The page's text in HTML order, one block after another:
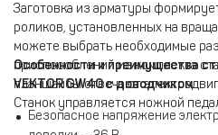
Заготовка из арматуры
роликов, установленных на
можете выбрать необходимые
приспособлений из комплекта
планшайбы отвечают
Станок управляется ножной
Особенности и преимущества
VEKTOR GW40 с доводчиком
Безопасное напряжение